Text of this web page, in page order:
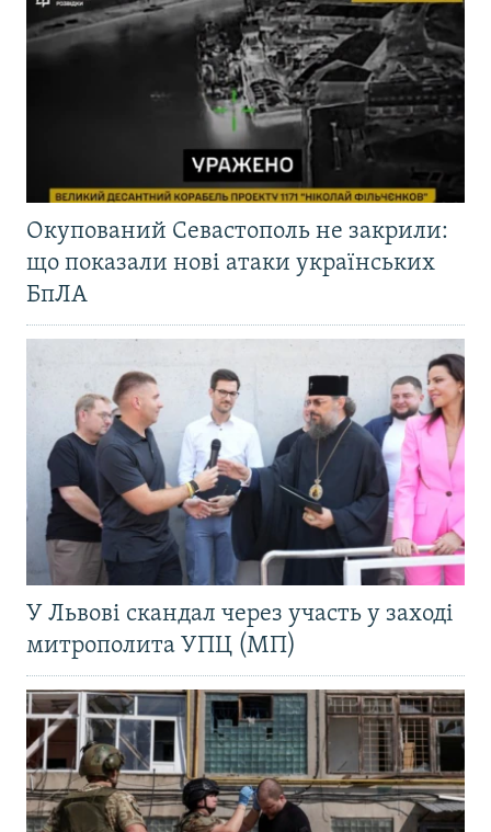
Окупований Севастополь не закрили:
що показали нові атаки українських
БпЛА
У Львові скандал через участь у заході
митрополита УПЦ (МП)